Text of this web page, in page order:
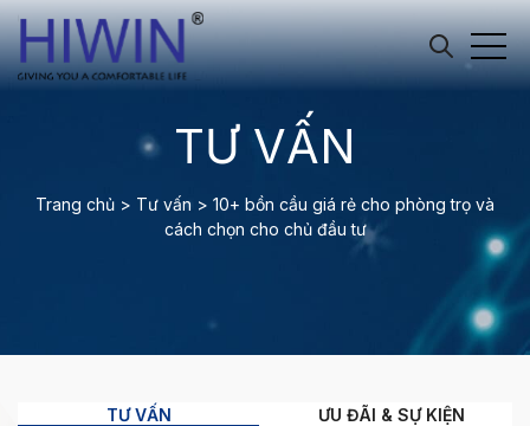
TƯ VẤN
Trang chủ > Tư vấn > 10+ bồn cầu giá rẻ cho phòng trọ và
cách chọn cho chủ đầu tư
TƯ VẤN ƯU ĐÃI & SỰ KIỆN